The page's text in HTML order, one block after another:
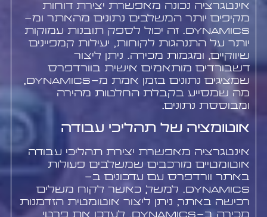
אינטגרציה נכונה מאפשרת יצירת דוחות
מקיפים יותר המשלבים נתונים מהאתר ומ-
Dynamics. זה יכול לספק תובנות עמוקות
יותר על התנהגות לקוחות, יעילות קמפיינים
שיווקיים, ומגמות מכירה. ניתן ליצור
דשבורדים מותאמים אישית בוורדפרס
שמציגים נתונים בזמן אמת מ-Dynamics,
מה שמסייע בקבלת החלטות מהירה
ומבוססת נתונים.
אוטומציה של תהליכי עבודה
אינטגרציה מאפשרת יצירת תהליכי עבודה
אוטומטיים מורכבים שמשלבים פעולות
באתר וורדפרס עם עדכונים ב-
Dynamics. למשל, כאשר לקוח משלים
רכישה באתר, ניתן ליצור אוטומטית הזדמנות